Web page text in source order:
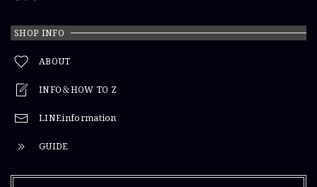
SHOP INFO
ABOUT
INFO＆HOW TO Z
LINEinformation
GUIDE